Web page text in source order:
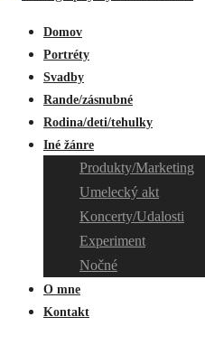
Domov
Portréty
Svadby
Rande/zásnubné
Rodina/deti/tehulky
Iné žánre
Produkty/Marketing
Umelecký akt
Koncerty/Udalosti
Experiment
Nočné
O mne
Kontakt